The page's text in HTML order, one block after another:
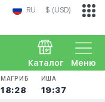
RU $ (USD)
Меню
Каталог
МАГРИБ
18:28
ИША
19:37